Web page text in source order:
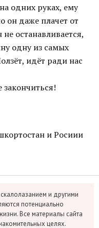
одних руках, ему
он даже плачет от
останавливается,
одну из самых
идёт ради нас
закончиться!
и Росиии
и другими
потенциально
Все материалы сайта
целях.